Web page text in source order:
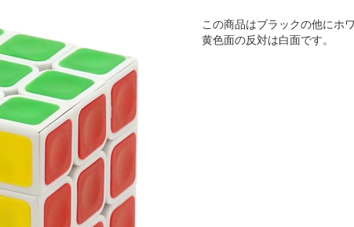
この商品はブラックの他にホ
黄色面の反対は白面です。